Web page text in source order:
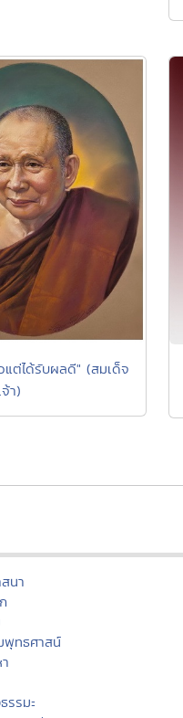
แต่ได้รับผลดี" (สมเด็จ
า)
นา
พุทธศาสน์
รรมะ